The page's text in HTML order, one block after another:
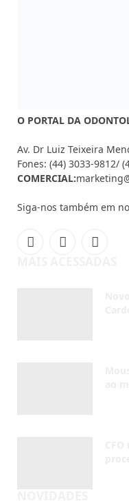
O PORTAL DA
Av. Dr Luiz Teixeira
Fones: (44) 3033-9812/
COMERCIAL:
Siga-nos também em
FacebookInstagramYouTube